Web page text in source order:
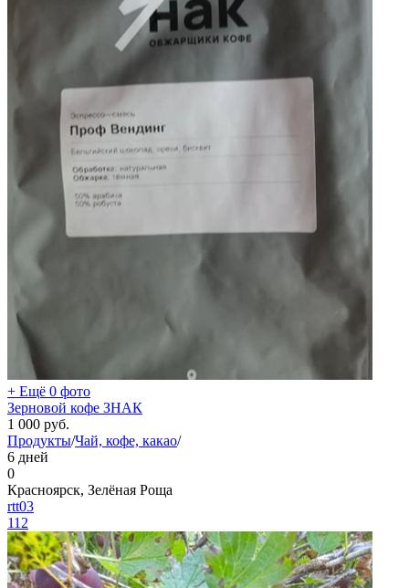
+ Ещё 0 фото
Зерновой кофе ЗНАК
1 000 руб.
Продукты/Чай, кофе, какао/
6 дней
0
Красноярск, Зелёная Роща
rtt03
112